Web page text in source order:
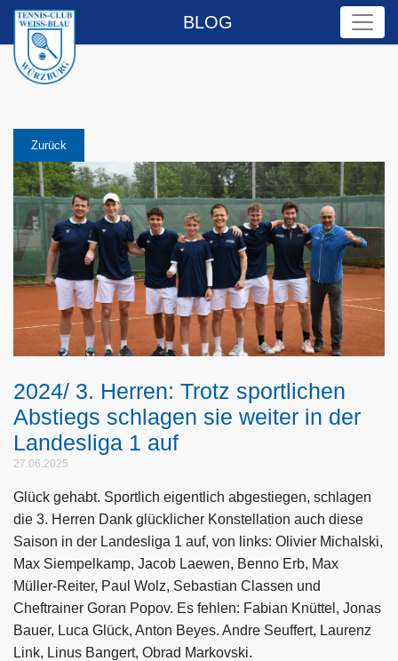
BLOG
Zurück
2024/ 3. Herren: Trotz sportlichen
Abstiegs schlagen sie weiter in der
Landesliga 1 auf
27.06.2025
Glück gehabt. Sportlich eigentlich abgestiegen, schlagen
die 3. Herren Dank glücklicher Konstellation auch diese
Saison in der Landesliga 1 auf, von links: Olivier Michalski,
Max Siempelkamp, Jacob Laewen, Benno Erb, Max
Müller-Reiter, Paul Wolz, Sebastian Classen und
Cheftrainer Goran Popov. Es fehlen: Fabian Knüttel, Jonas
Bauer, Luca Glück, Anton Beyes. Andre Seuffert, Laurenz
Link, Linus Bangert, Obrad Markovski.